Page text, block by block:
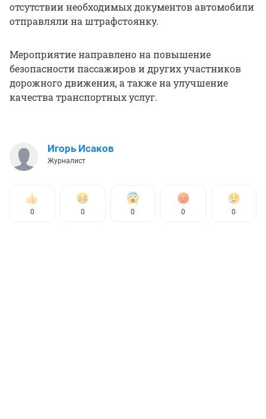
отсутствии необходимых документов автомобили
отправляли на штрафстоянку.
Мероприятие направлено на повышение
безопасности пассажиров и других участников
дорожного движения, а также на улучшение
качества транспортных услуг.
Игорь Исаков
Журналист
0 0 0 0 0